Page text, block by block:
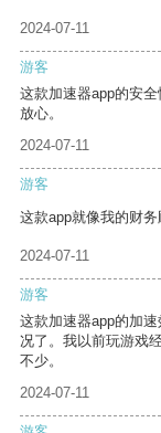
2024-07-11
游客
这款加速器app的安
放心。
2024-07-11
游客
这款app就像我的财务
2024-07-11
游客
这款加速器app的加
况了。我以前玩游戏
不少。
2024-07-11